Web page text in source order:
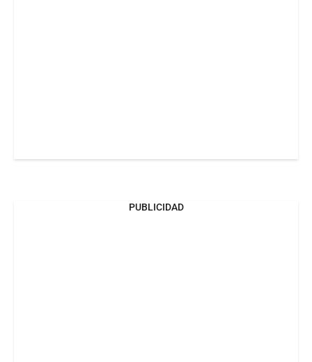
PUBLICIDAD